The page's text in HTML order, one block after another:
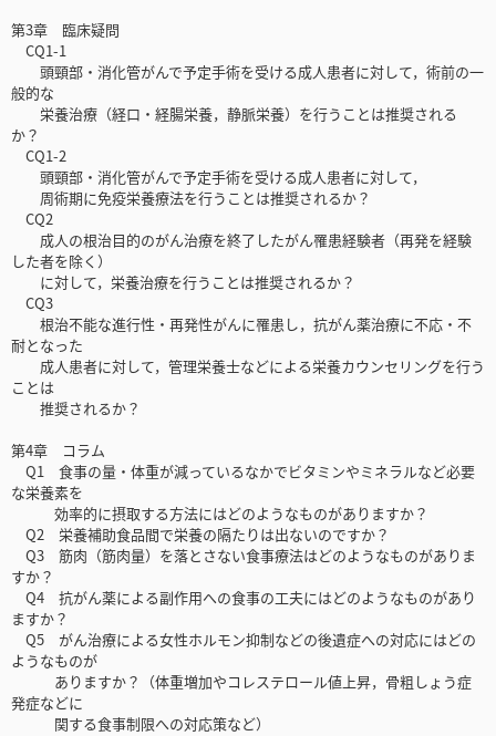
第3章 臨床疑問
CQ1-1
頭頸部・消化管がんで予定手術を受ける成人患者に対して，術前の一
般的な
栄養治療（経口・経腸栄養，静脈栄養）を行うことは推奨される
か？
CQ1-2
頭頸部・消化管がんで予定手術を受ける成人患者に対して，
周術期に免疫栄養療法を行うことは推奨されるか？
CQ2
成人の根治目的のがん治療を終了したがん罹患経験者（再発を経験
した者を除く）
に対して，栄養治療を行うことは推奨されるか？
CQ3
根治不能な進行性・再発性がんに罹患し，抗がん薬治療に不応・不
耐となった
成人患者に対して，管理栄養士などによる栄養カウンセリングを行う
ことは
推奨されるか？
第4章 コラム
Q1 食事の量・体重が減っているなかでビタミンやミネラルなど必要
な栄養素を
効率的に摂取する方法にはどのようなものがありますか？
Q2 栄養補助食品間で栄養の隔たりは出ないのですか？
Q3 筋肉（筋肉量）を落とさない食事療法はどのようなものがありま
すか？
Q4 抗がん薬による副作用への食事の工夫にはどのようなものがあり
ますか？
Q5 がん治療による女性ホルモン抑制などの後遺症への対応にはどの
ようなものが
ありますか？（体重増加やコレステロール値上昇，骨粗しょう症
発症などに
関する食事制限への対応策など）